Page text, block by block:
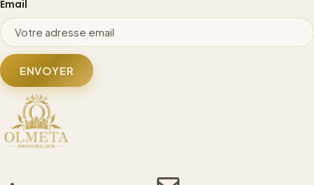
Email
ENVOYER